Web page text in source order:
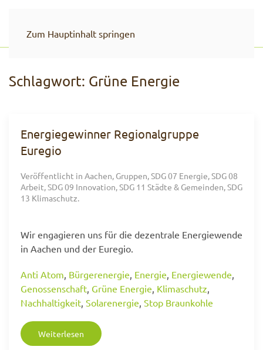
Zum Hauptinhalt springen
Schlagwort: Grüne Energie
Energiegewinner Regionalgruppe
Euregio
Veröffentlicht in Aachen, Gruppen,SDG 07 Energie,SDG 08
Arbeit,SDG 09 Innovation,SDG 11 Städte & Gemeinden,SDG
13 Klimaschutz.
Wir engagieren uns für die dezentrale Energiewende
in Aachen und der Euregio.
Anti Atom, Bürgerenergie, Energie, Energiewende,
Genossenschaft, Grüne Energie, Klimaschutz,
Nachhaltigkeit, Solarenergie, Stop Braunkohle
Weiterlesen